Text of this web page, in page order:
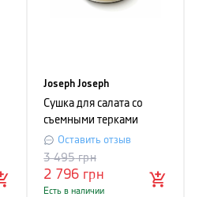
Joseph Joseph
Сушка для салата со
съемными терками
Joseph Joseph Multi-
Prep ™ , 4 предмета,
разноцветный
Оставить отзыв
2 796 грн
3 495грн
Есть в наличии